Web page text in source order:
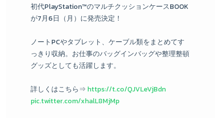
初代PlayStation™のマルチクッションケースBOOK
が7月6日（月）に発売決定！
ノートPCやタブレット、ケーブル類をまとめてす
っきり収納。お仕事のバッグインバッグや整理整頓
グッズとしても活躍します。
詳しくはこちら⇒ https://t.co/QJVLeVjBdn
pic.twitter.com/xhalL8MjMp